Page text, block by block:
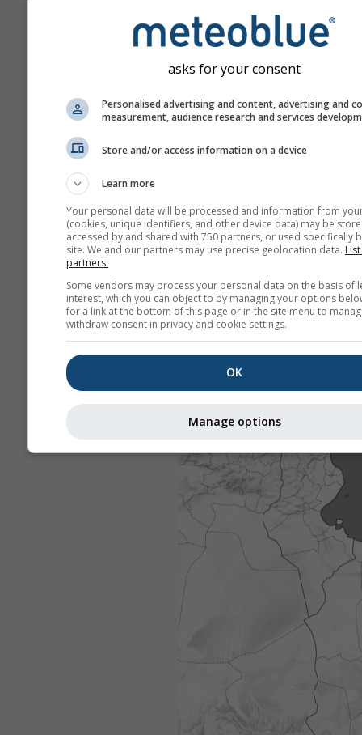
asks for your consent
Personalised advertising and content, advertising and
measurement, audience research and services
Store and/or access information on a device
Learn more
Your personal data will be processed and information from
(cookies, unique identifiers, and other device data) may be
accessed by and shared with 750 partners, or used specifically
site. We and our partners may use precise geolocation data.
partners.
Some vendors may process your personal data on the basis of
interest, which you can object to by managing your options
for a link at the bottom of this page or in the site menu to
withdraw consent in privacy and cookie settings.
OK
Manage options